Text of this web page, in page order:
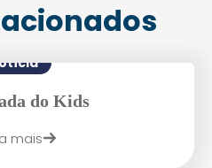
do Kids
mais